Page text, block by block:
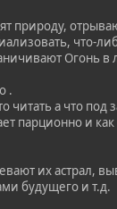
что-
Огонь
.
а что
парционно и
их астрал,
будущего и т.д.